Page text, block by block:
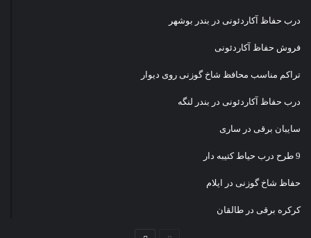
درب حفاظ آکاردئونی در بندر بوشهر
فروش حفاظ آکاردئونی
تراکم مناسب محافظ شاخ گوزنی روی دیوار
درب حفاظ آکاردئونی در بندر لنگه
سایبان برقی در ساری
9 طرح درب حیاط کتیبه دار
حفاظ شاخ گوزنی در ایلام
کرکره برقی در طالقان